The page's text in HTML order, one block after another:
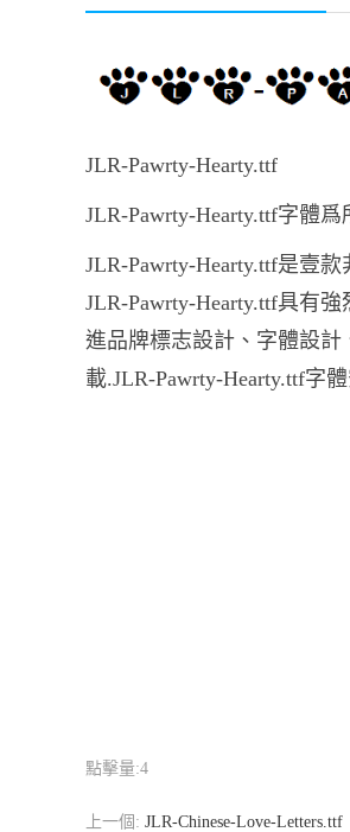
JLR-Pawrty-Hearty.ttf
JLR-Pawrty-Hearty.ttf字體
JLR-Pawrty-Hearty.ttf是壹
JLR-Pawrty-Hearty.ttf具有
進品牌標志設計、字體設計
載.JLR-Pawrty-Hearty.ttf字體
點擊量:4
上一個: JLR-Chinese-Love-Letters.ttf